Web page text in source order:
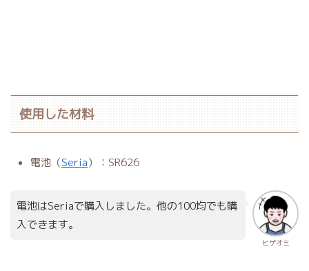
使用した材料
電池（Seria）：SR626
ヒゲオミ
電池はSeriaで購入しました。他の100均でも購
入できます。